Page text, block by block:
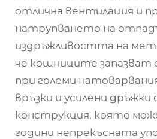
отлична вентилация и
натрупването на
издръжливостта на
че кошниците запазват
при големи
връзки и усилени дръжки
конструкция, която
години непрекъсната